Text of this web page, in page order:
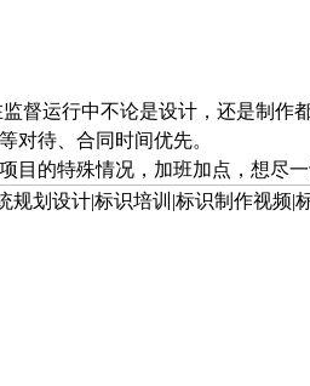
督运行中不论是设计，还是制作
对待、合同时间优先。
目的特殊情况，加班加点，想尽